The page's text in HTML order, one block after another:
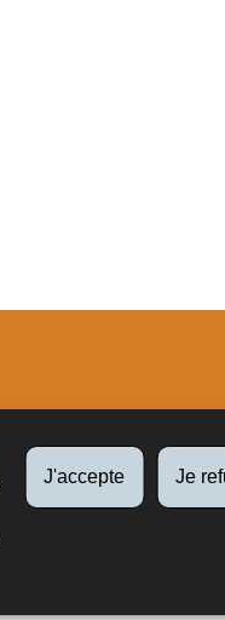
J'accepte Je